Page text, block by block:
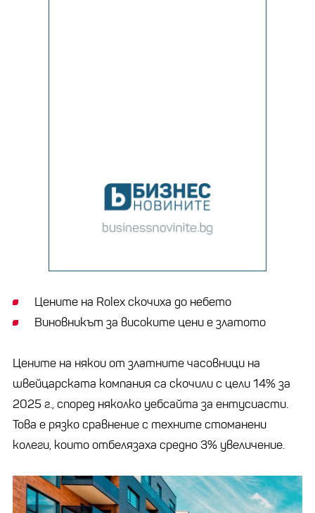
Цените на Rolex скочиха до небето
Виновникът за високите цени е златото
Цените на някои от златните часовници на
швейцарската компания са скочили с цели 14% за
2025 г., според няколко уебсайта за ентусиасти.
Това е рязко сравнение с техните стоманени
колеги, които отбелязаха средно 3% увеличение.